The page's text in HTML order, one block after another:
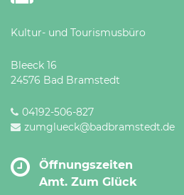
Kultur- und Tourismusbüro
Bleeck 16
24576 Bad Bramstedt
04192-506-827
zumglueck@badbramstedt.de
Öffnungszeiten
Amt. Zum Glück